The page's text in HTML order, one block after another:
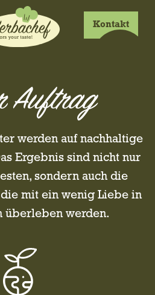
Kontakt
Auftrag
werden auf nachhaltige
Ergebnis sind nicht nur
sondern auch die
die mit ein wenig Liebe in
überleben werden.